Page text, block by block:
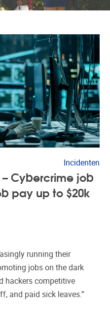
Incidenten
Cybercrime job
pay up to $20k
running their
jobs on the dark
hackers competitive
and paid sick leaves.”